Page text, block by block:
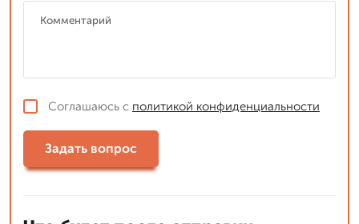
Соглашаюсь с политикой конфиденциальности
Задать вопрос